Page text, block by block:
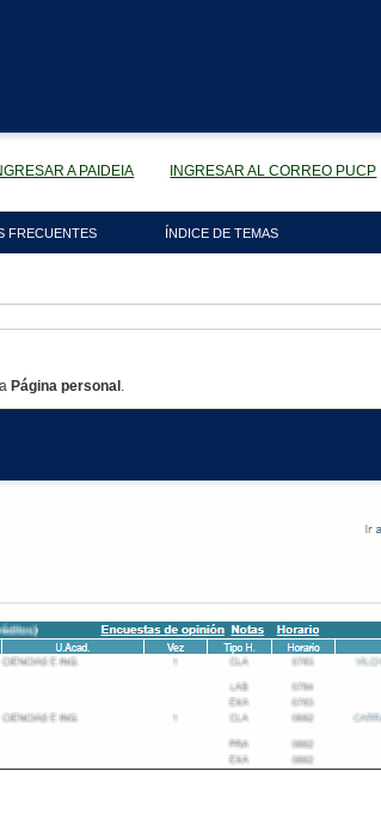
A PAIDEIA INGRESAR AL CORREO PUCP
FRECUENTES ÍNDICE DE TEMAS
Página personal .